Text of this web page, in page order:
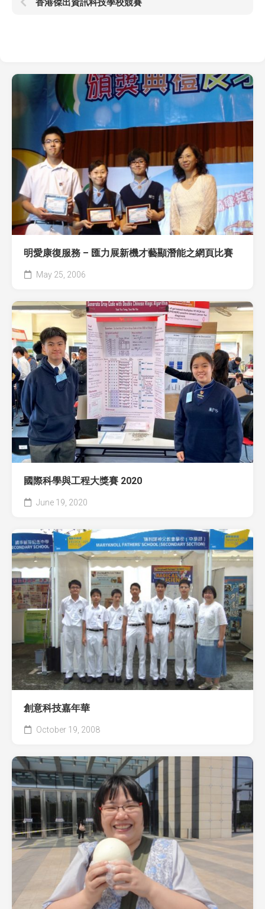
香港傑出資訊科技學校競賽
明愛康復服務 – 匯力展新機才藝顯潛能之網頁比賽
May 25, 2006
國際科學與工程大獎賽 2020
June 19, 2020
創意科技嘉年華
October 19, 2008